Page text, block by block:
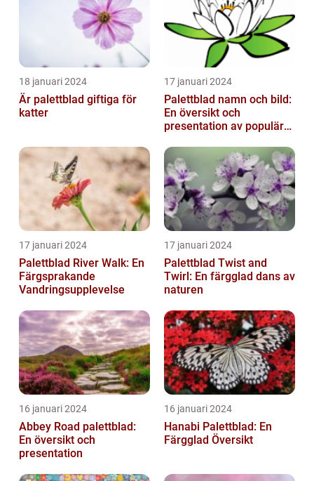
18 januari 2024
Är palettblad giftiga för
katter
17 januari 2024
Palettblad namn och bild:
En översikt och
presentation av populära
17 januari 2024
Palettblad River Walk: En
Färgsprakande
Vandringsupplevelse
17 januari 2024
Palettblad Twist and
Twirl: En färgglad dans av
naturen
16 januari 2024
Abbey Road palettblad:
En översikt och
presentation
16 januari 2024
Hanabi Palettblad: En
Färgglad Översikt